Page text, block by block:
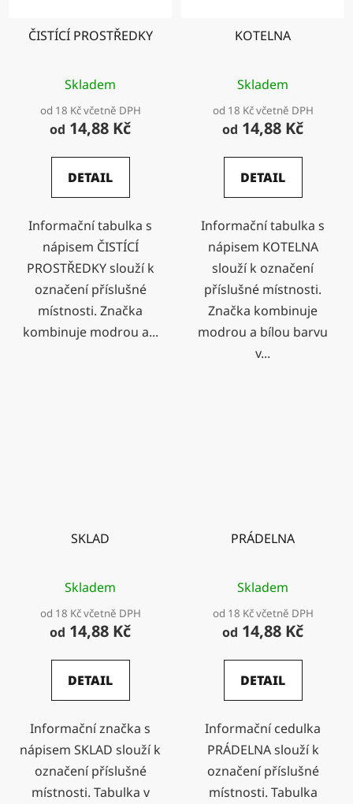
ČISTÍCÍ PROSTŘEDKY
Skladem
od 18 Kč včetně DPH
od 14,88 Kč
DETAIL
Informační tabulka s
nápisem ČISTÍCÍ
PROSTŘEDKY slouží k
označení příslušné
místnosti. Značka
kombinuje modrou a...
KOTELNA
Skladem
od 18 Kč včetně DPH
od 14,88 Kč
DETAIL
Informační tabulka s
nápisem KOTELNA
slouží k označení
příslušné místnosti.
Značka kombinuje
modrou a bílou barvu
v...
SKLAD
Skladem
od 18 Kč včetně DPH
od 14,88 Kč
DETAIL
Informační značka s
nápisem SKLAD slouží k
označení příslušné
místnosti. Tabulka v
PRÁDELNA
Skladem
od 18 Kč včetně DPH
od 14,88 Kč
DETAIL
Informační cedulka
PRÁDELNA slouží k
označení příslušné
místnosti. Tabulka